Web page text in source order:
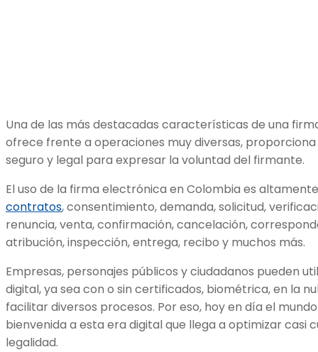
Una de las más destacadas características de una
ofrece frente a operaciones muy diversas,
seguro y legal para expresar la voluntad del firmante.
El uso de la firma electrónica en Colombia es
contratos, consentimiento, demanda, solicitud,
renuncia, venta, confirmación, cancelación,
atribución, inspección, entrega, recibo y muchos más.
Empresas, personajes públicos y ciudadanos pueden
digital, ya sea con o sin certificados, biométrica, en la
facilitar diversos procesos. Por eso, hoy en día el
bienvenida a esta era digital que llega a optimizar casi
legalidad.